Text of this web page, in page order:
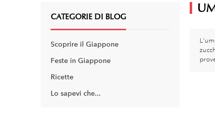
CATEGORIE DI BLOG
Scoprire il Giappone
Feste in Giappone
Ricette
Lo sapevi che...